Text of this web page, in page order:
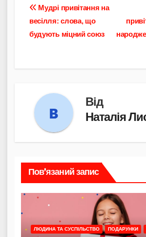
Навігація
записів
Мудрі привітання на
весілля: слова, що
будують міцний союз
Від
Наталія
Пов’язаний запис
ЛЮДИНА ТА СУСПІЛЬСТВО ПОДАРУНКИ